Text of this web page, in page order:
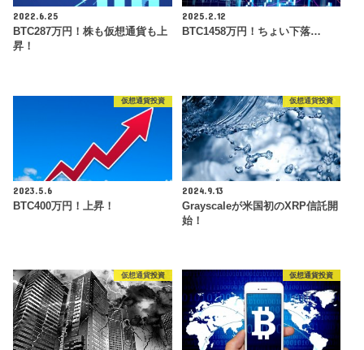
2022.6.25
BTC287万円！株も仮想通貨も上
昇！
2025.2.12
BTC1458万円！ちょい下落…
仮想通貨投資
2023.5.6
BTC400万円！上昇！
仮想通貨投資
2024.9.13
Grayscaleが米国初のXRP信託開
始！
仮想通貨投資 仮想通貨投資